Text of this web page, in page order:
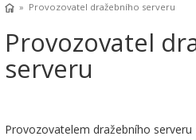
» Provozovatel dražebního serveru
Provozovatel
serveru
Provozovatelem dražebního serveru